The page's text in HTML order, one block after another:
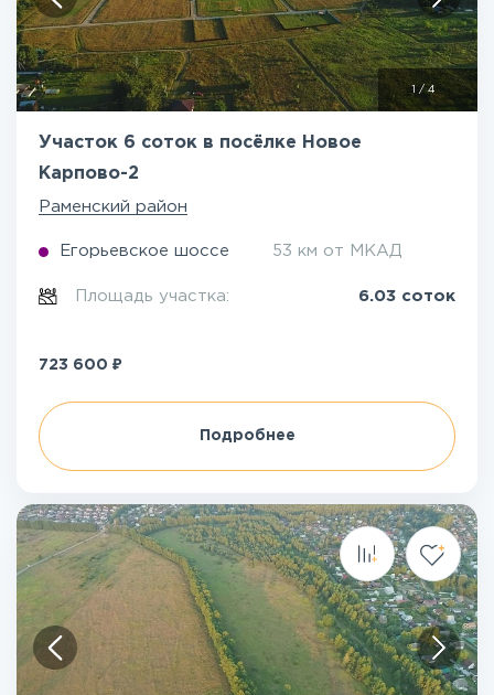
/4
Участок 6 соток в посёлке Новое
Карпово-2
Раменский район
Егорьевское шоссе 53 км от МКАД
Площадь участка: 6.03 соток
723 600 ₽
Подробнее